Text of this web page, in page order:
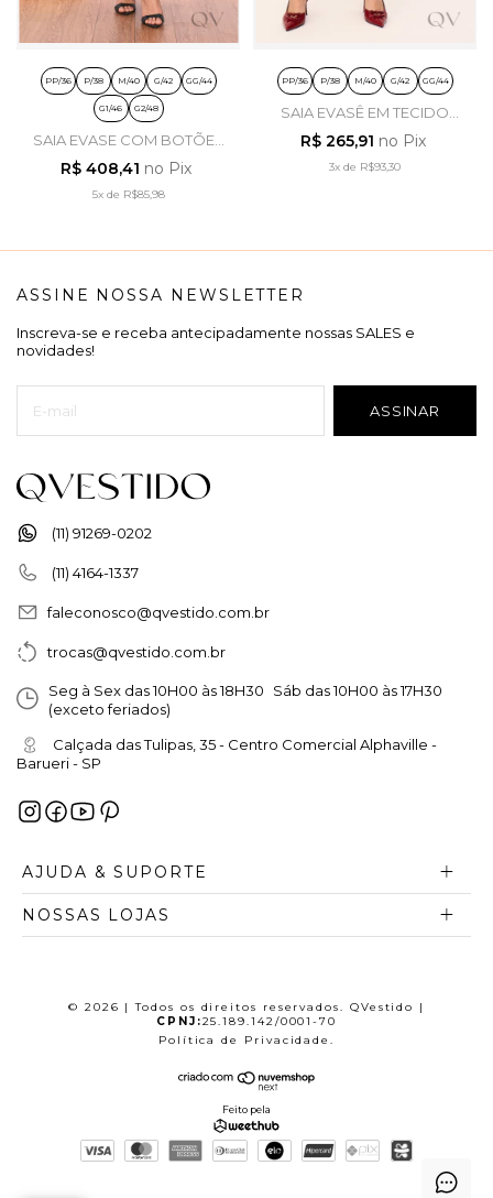
PP/36 P/38 M/40 G/42 GG/44
G1/46 G2/48
SAIA EVASE COM BOTÕES
EM SARJA MARROM -
TITANIUM JEANS
R$ 408,41 no Pix
5xde R$85,98
PP/36 P/38 M/40 G/42 GG/44
SAIA EVASÊ EM TECIDO
PLANO PIED POULE -
LAURA ROSA
R$ 265,91 no Pix
3x de R$93,30
(11) 91269-0202
(11) 4164-1337
faleconosco@qvestido.com.br
trocas@qvestido.com.br
Seg à Sex das 10H00 às 18H30 Sáb das 10H00 às 17H30
(exceto feriados)
Calçada das Tulipas, 35 - Centro Comercial Alphaville -
Barueri - SP
AJUDA & SUPORTE
NOSSAS LOJAS
ASSINE NOSSA NEWSLETTER
Inscreva-se e receba antecipadamente nossas SALES e
novidades!
© 2026 | Todos os direitos reservados. QVestido |
CPNJ:25.189.142/0001-70
Política de Privacidade.
Feito pela